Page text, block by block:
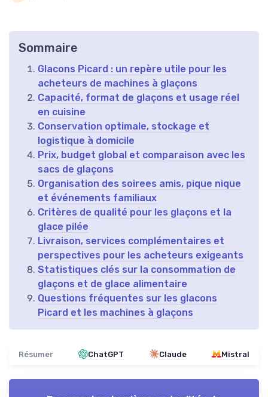
Sommaire
Glacons Picard : un repère utile pour les
acheteurs de machines à glaçons
Capacité, format de glaçons et usage réel
en cuisine
Conservation optimale, stockage et
logistique à domicile
Prix, budget global et comparaison avec les
sacs de glaçons
Organisation des soirees amis, pique nique
et événements familiaux
Critères de qualité pour les glaçons et la
glace pilée
Livraison, services complémentaires et
perspectives pour les acheteurs exigeants
Statistiques clés sur la consommation de
glaçons et de glace alimentaire
Questions fréquentes sur les glacons
Picard et les machines à glaçons
Résumer ChatGPT Claude Mistral